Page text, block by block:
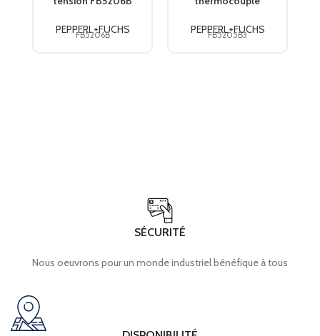
CLAMP®
PEPPERL+FUCHS
FB5206B
PEPPERL+FUCHS
PEPPERL+FUCHS
FB5205B3
SÉCURITÉ
Nous oeuvrons pour un monde industriel bénéfique à tous